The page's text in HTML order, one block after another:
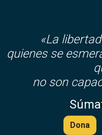
«La
quienes se
no son
Dona